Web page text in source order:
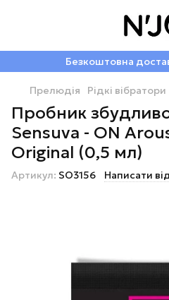
Безкоштовна
Прелюдія Рідкі вібратори
Пробник
Sensuva - ON
Original (0,5 мл)
Артикул: SO3156 Написати